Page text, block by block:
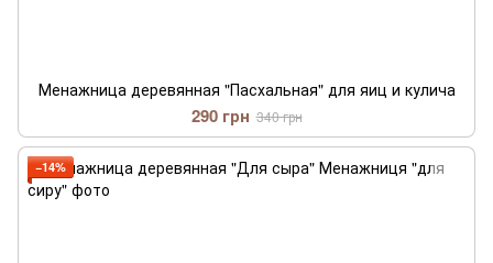
Менажница деревянная "Пасхальная" для яиц и кулича
290 грн 340 грн
−14%